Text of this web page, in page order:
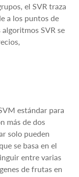
el SVR traza
a los puntos de
SVR se
estándar para
más de dos
solo pueden
se basa en el
entre varias
de frutas en